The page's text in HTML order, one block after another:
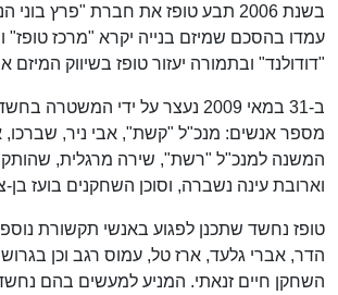
בשנת 2006 תבע טופז את חברת "פרץ
עמדו בהסכם שמיזם בנייה יקרא "מרכז טופז"
"דודולנד" ובתמורה יעזור טופז בשיווק המיזם
ב-31 במאי 2009 נעצר על ידי
מספר אנשים: מנכ"ל "קשת", אבי ניר, שברכו,
המשנה למנכ"ל "רשת", שירה מרגלית,
וארובת עינה נשברה, וסוכן השחקנים בועז בן-
טופז נחשד שתכנן לפגוע באנשי תקשורת
הדר, אברי גלעד, ארז טל, עמוס רגב וכן
השחקן חיים זנאתי. המניע למעשים בהם